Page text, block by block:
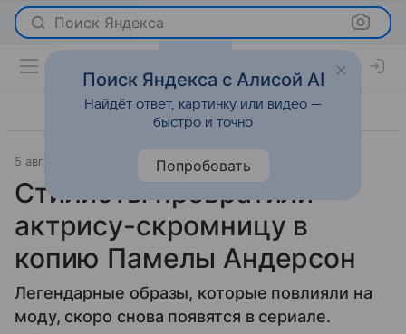
Поиск Яндекса
5 августа 2021
Стилисты превратили
актрису-скромницу в
копию Памелы Андерсон
Легендарные образы, которые повлияли на
моду, скоро снова появятся в сериале.
Поиск Яндекса с Алисой AI
Найдёт ответ, картинку или видео —
быстро и точно
Попробовать